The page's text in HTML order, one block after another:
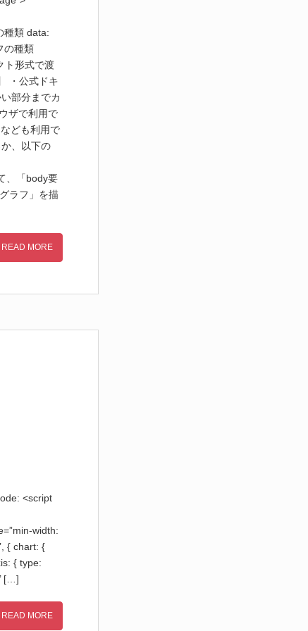
種類 data:
の種類
ト形式で渡
・公式ドキ
部分までカ
ザで利用で
ども利用で
、以下の
、「body要
ラフ」を描
READ MORE
<script
width:
{ chart: {
{ type:
[…]
READ MORE